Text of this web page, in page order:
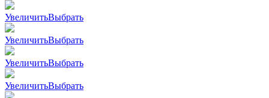
УвеличитьВыбрать
УвеличитьВыбрать
УвеличитьВыбрать
УвеличитьВыбрать